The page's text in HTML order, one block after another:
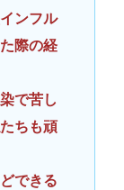
ンフル
際の経
で苦し
ちも頑
できる